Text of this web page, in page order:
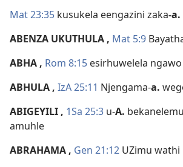
Mat 23:35 kusukela eengazini zaka-a.
ABENZA UKUTHULA , Mat 5:9
ABHA , Rom 8:15 esirhuwelela
ABHULA , IzA 25:11 Njengama-a.
ABIGEYILI , 1Sa 25:3 u-A.
amuhle
ABRAHAMA , Gen 21:12 UZimu wathi